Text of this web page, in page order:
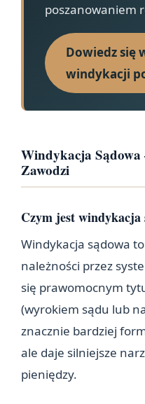
poszanowaniem
Dowiedz się
windykacji
Windykacja
Zawodzi
Czym jest windykacja
Windykacja sądowa
należności przez
się prawomocnym
(wyrokiem sądu lub
znacznie bardziej
ale daje silniejsze
pieniędzy.